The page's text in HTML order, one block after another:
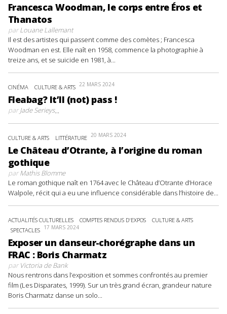
Francesca Woodman, le corps entre Éros et
Thanatos
parLouane Lallemant
Il est des artistes qui passent comme des comètes ; Francesca
Woodman en est. Elle naît en 1958, commence la photographie à
treize ans, et se suicide en 1981, à...
CINÉMA CULTURE & ARTS 22 MARS 2024
Fleabag? It’ll (not) pass !
parJade Serieys...
CULTURE & ARTS LITTÉRATURE 20 MARS 2024
Le Château d’Otrante, à l’origine du roman
gothique
parMathis Blomme
Le roman gothique naît en 1764 avec le Château d’Otrante d’Horace
Walpole, récit qui a eu une influence considérable dans l’histoire de...
ACTUALITÉS CULTURELLES COMPTES RENDUS D'EXPOS
CULTURE & ARTS
SPECTACLES 17 MARS 2024
Exposer un danseur-chorégraphe dans un
FRAC : Boris Charmatz
parVictoria de Bank
Nous rentrons dans l’exposition et sommes confrontés au premier
film (Les Disparates, 1999). Sur un très grand écran, grandeur nature
Boris Charmatz danse un solo...